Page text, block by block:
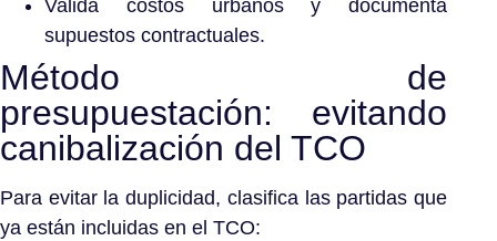
Valida costos urbanos y documenta
supuestos contractuales.
Método de
presupuestación: evitando
canibalización del TCO
Para evitar la duplicidad, clasifica las partidas que
ya están incluidas en el TCO: